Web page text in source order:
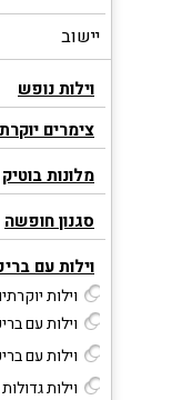
וילות נופש
צימרים
מלונות בוטיק
סגנון חופשה
וילות עם
וילות
וילות עם
וילות עם
וילות